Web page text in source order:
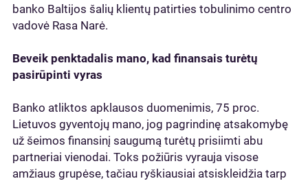
banko Baltijos šalių klientų patirties tobulinimo centro
vadovė Rasa Narė.
Beveik penktadalis mano, kad finansais turėtų
pasirūpinti vyras
Banko atliktos apklausos duomenimis, 75 proc.
Lietuvos gyventojų mano, jog pagrindinę atsakomybę
už šeimos finansinį saugumą turėtų prisiimti abu
partneriai vienodai. Toks požiūris vyrauja visose
amžiaus grupėse, tačiau ryškiausiai atsiskleidžia tarp